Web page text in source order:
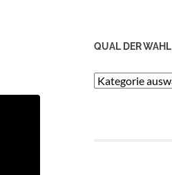
QUAL DER WAHL
Qual